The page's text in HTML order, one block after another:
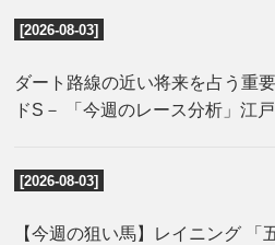
[2026-08-03]
ダート路線の近い将来を占う重
ドS－ 「今週のレース分析」江
[2026-08-03]
【今週の狙い馬】レイニング 「